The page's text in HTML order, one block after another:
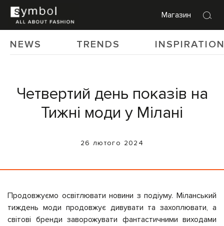
Магазин
NEWS TRENDS
Четвертий день показів на
Тижні моди у Мілані
26 лютого 2024
Продовжуємо освітлювати новини з подіуму. Міланський
тиждень моди продовжує дивувати та захоплювати, а
світові бренди заворожувати фантастичними виходами